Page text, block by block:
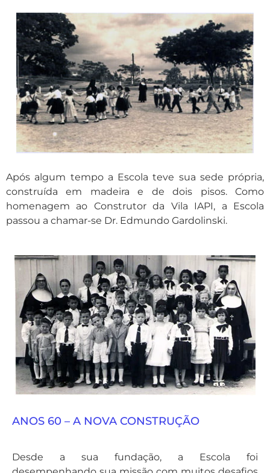
Após algum tempo a Escola teve sua sede própria,
construída em madeira e de dois pisos. Como
homenagem ao Construtor da Vila IAPI, a Escola
passou a chamar-se Dr. Edmundo Gardolinski.
ANOS 60 – A NOVA CONSTRUÇÃO
Desde a sua fundação, a Escola foi